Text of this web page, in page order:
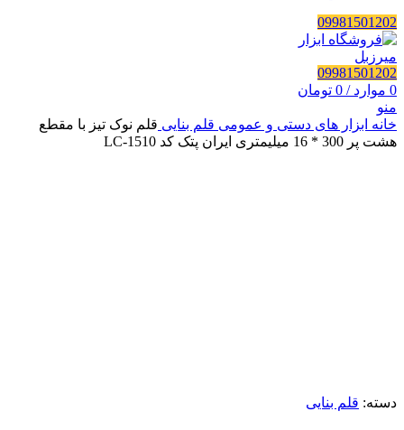
09981501202
09981501202
0 موارد /
0 تومان
منو
خانه ابزار های دستی و عمومی قلم بنایی قلم نوک تیز با مقطع
هشت پر 300 * 16 میلیمتری ایران پتک کد LC-1510
دسته: قلم بنایی